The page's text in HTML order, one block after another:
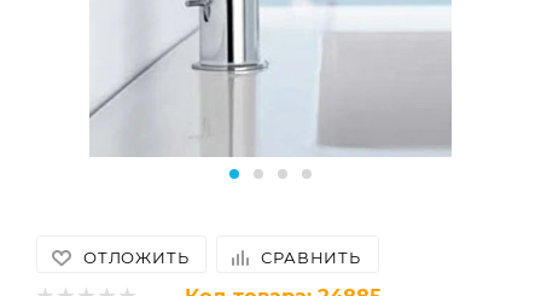
ОТЛОЖИТЬ СРАВНИТЬ